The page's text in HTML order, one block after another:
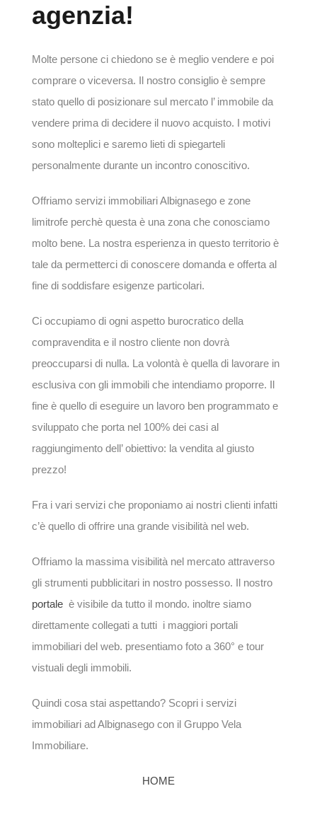
agenzia!
Molte persone ci chiedono se è meglio vendere e poi
comprare o viceversa. Il nostro consiglio è sempre
stato quello di posizionare sul mercato l’ immobile da
vendere prima di decidere il nuovo acquisto. I motivi
sono molteplici e saremo lieti di spiegarteli
personalmente durante un incontro conoscitivo.
Offriamo servizi immobiliari Albignasego e zone
limitrofe perchè questa è una zona che conosciamo
molto bene. La nostra esperienza in questo territorio è
tale da permetterci di conoscere domanda e offerta al
fine di soddisfare esigenze particolari.
Ci occupiamo di ogni aspetto burocratico della
compravendita e il nostro cliente non dovrà
preoccuparsi di nulla. La volontà è quella di lavorare in
esclusiva con gli immobili che intendiamo proporre. Il
fine è quello di eseguire un lavoro ben programmato e
sviluppato che porta nel 100% dei casi al
raggiungimento dell’ obiettivo: la vendita al giusto
prezzo!
Fra i vari servizi che proponiamo ai nostri clienti infatti
c’è quello di offrire una grande visibilità nel web.
Offriamo la massima visibilità nel mercato attraverso
gli strumenti pubblicitari in nostro possesso. Il nostro
portale è visibile da tutto il mondo. inoltre siamo
direttamente collegati a tutti i maggiori portali
immobiliari del web. presentiamo foto a 360° e tour
vistuali degli immobili.
Quindi cosa stai aspettando? Scopri i servizi
immobiliari ad Albignasego con il Gruppo Vela
Immobiliare.
HOME